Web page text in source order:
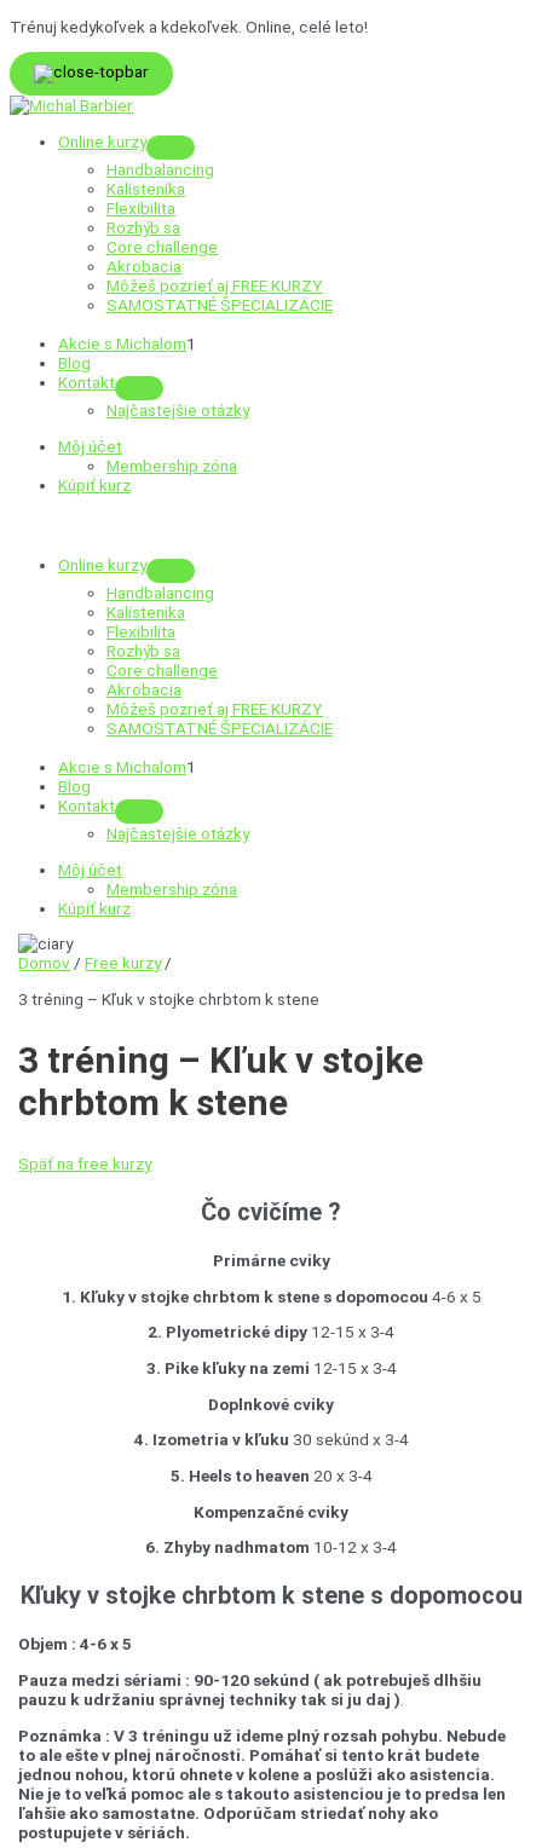
Preskočiť
obsah
Trénuj kedykoľvek a kdekoľvek. Online, celé leto!
Online kurzy
Menu
Toggle
Handbalancing
Kalistenika
Flexibilita
Rozhýb sa
Core challenge
Akrobacia
Môžeš pozrieť ajFREE KURZY
SAMOSTATNÉ ŠPECIALIZÁCIE
Akcie s Michalom1
Blog
Kontakt
Menu
Toggle
Najčastejšie otázky
Môj účet
Membership zóna
Kúpiť kurz
Online kurzy
Menu
Toggle
Handbalancing
Kalistenika
Flexibilita
Rozhýb sa
Core challenge
Akrobacia
Môžeš pozrieť ajFREE KURZY
SAMOSTATNÉ ŠPECIALIZÁCIE
Akcie s Michalom1
Blog
Kontakt
Menu
Toggle
Najčastejšie otázky
Môj účet
Membership zóna
Kúpiť kurz
Domov / Free kurzy/
3 tréning – Kľuk v stojke chrbtom k stene
3 tréning – Kľuk v stojke
chrbtom k stene
Späť na free kurzy
Čo cvičíme ?
Primárne cviky
1. Kľuky v stojke chrbtom k stene s dopomocou 4-6 x 5
2. Plyometrické dipy 12-15 x 3-4
3. Pike kľuky na zemi 12-15 x 3-4
Doplnkové cviky
4. Izometria v kľuku 30 sekúnd x 3-4
5. Heels to heaven 20 x 3-4
Kompenzačné cviky
6. Zhyby nadhmatom 10-12 x 3-4
Kľuky v stojke chrbtom k stene s dopomocou
Objem : 4-6 x 5
Pauza medzi sériami : 90-120 sekúnd ( ak potrebuješ dlhšiu
pauzu k udržaniu správnej techniky tak si ju daj )
Poznámka : V 3 tréningu už ideme plný rozsah pohybu. Nebude
to ale ešte v plnej náročnosti. Pomáhať si tento krát budete
jednou nohou, ktorú ohnete v kolene a poslúži ako asistencia.
Nie je to veľká pomoc ale s takouto asistenciou je to predsa len
ľahšie ako samostatne. Odporúčam striedať nohy ako
postupujete v sériách.